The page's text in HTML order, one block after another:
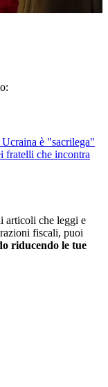
è "sacrilega"
fratelli che incontra
articoli che leggi e
fiscali, puoi
riducendo le tue